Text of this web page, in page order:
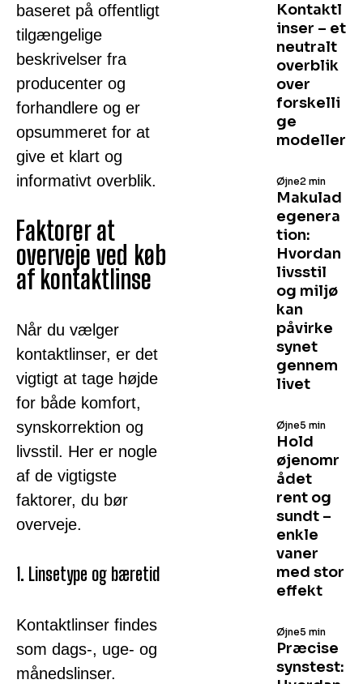
baseret på offentligt
tilgængelige
beskrivelser fra
producenter og
forhandlere og er
opsummeret for at
give et klart og
informativt overblik.
Faktorer at
overveje ved køb
af kontaktlinse
Når du vælger
kontaktlinser, er det
vigtigt at tage højde
for både komfort,
synskorrektion og
livsstil. Her er nogle
af de vigtigste
faktorer, du bør
overveje.
1. Linsetype og bæretid
Kontaktlinser findes
som dags-, uge- og
månedslinser.
Kontaktl
inser – et
neutralt
overblik
over
forskelli
ge
modeller
Makulad
egenera
tion:
Hvordan
livsstil
og miljø
kan
påvirke
synet
gennem
livet
Øjne2 min
Hold
øjenomr
ådet
rent og
sundt –
enkle
vaner
med stor
effekt
Øjne5 min
Præcise
synstest:
Øjne5 min